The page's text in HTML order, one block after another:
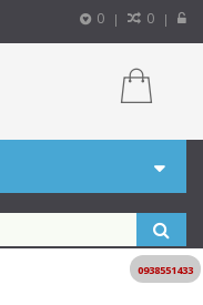
0 0
0938551433